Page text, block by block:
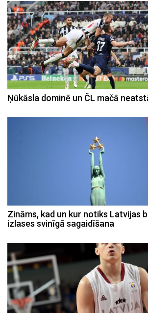
Ņūkāsla dominē un ČL mačā
Zināms, kad un kur notiks Latvijas
izlases svinīgā sagaidīšana